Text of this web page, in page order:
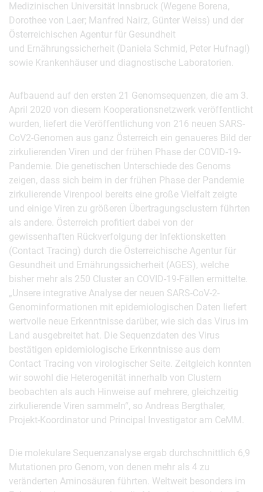
Medizinischen Universität Innsbruck (Wegene Borena,
Dorothee von Laer; Manfred Nairz, Günter Weiss) und der
Österreichischen Agentur für Gesundheit
und Ernährungssicherheit (Daniela Schmid, Peter Hufnagl)
sowie Krankenhäuser und diagnostische Laboratorien.
Aufbauend auf den ersten 21 Genomsequenzen, die am 3.
April 2020 von diesem Kooperationsnetzwerk veröffentlicht
wurden, liefert die Veröffentlichung von 216 neuen SARS-
CoV2-Genomen aus ganz Österreich ein genaueres Bild der
zirkulierenden Viren und der frühen Phase der COVID-19-
Pandemie. Die genetischen Unterschiede des Genoms
zeigen, dass sich beim in der frühen Phase der Pandemie
zirkulierende Virenpool bereits eine große Vielfalt zeigte
und einige Viren zu größeren Übertragungsclustern führten
als andere. Österreich profitiert dabei von der
gewissenhaften Rückverfolgung der Infektionsketten
(Contact Tracing) durch die Österreichische Agentur für
Gesundheit und Ernährungssicherheit (AGES), welche
bisher mehr als 250 Cluster an COVID-19-Fällen ermittelte.
„Unsere integrative Analyse der neuen SARS-CoV-2-
Genominformationen mit epidemiologischen Daten liefert
wertvolle neue Erkenntnisse darüber, wie sich das Virus im
Land ausgebreitet hat. Die Sequenzdaten des Virus
bestätigen epidemiologische Erkenntnisse aus dem
Contact Tracing von virologischer Seite. Zeitgleich konnten
wir sowohl die Heterogenität innerhalb von Clustern
beobachten als auch Hinweise auf mehrere, gleichzeitig
zirkulierende Viren sammeln“, so Andreas Bergthaler,
Projekt-Koordinator und Principal Investigator am CeMM.
Die molekulare Sequenzanalyse ergab durchschnittlich 6,9
Mutationen pro Genom, von denen mehr als 4 zu
veränderten Aminosäuren führten. Weltweit besonders im